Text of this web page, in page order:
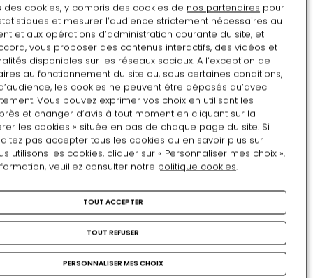
d’Artois (1757-1836), alors âgé de 17 ans, s’installe
avec sa jeune épouse dans le nouveau pavillon
construit par Ange-Jacques Gabriel (1698-1782) à
gauche de la cour d’honneur. En accord avec son
écrin architectural néoclassique, ce meuble est
emblématique des goûts artistiques du jeune prince.
Demeurant une quinzaine d’années dans les
appartements compiégnois du comte d’Artois, le
meuble est vendu comme bien national à la
Révolution. Passant dans différentes collections
sur le marché de l’art londonien en 2012. Considéré
comme « œuvre d’intérêt patrimonial majeur », ce
secrétaire de provenance royale a pu être acquis
par l’Etat et rejoindre les collections du château de
Compiègne en 2014.
des cookies, y compris des cookies de nos partenaires pour
et mesurer l’audience strictement nécessaires au
et aux opérations d’administration courante du site, et
vous proposer des contenus interactifs, des vidéos et
disponibles sur les réseaux sociaux. A l’exception de
au fonctionnement du site ou, sous certaines conditions,
les cookies ne peuvent être déposés qu’avec
Vous pouvez exprimer vos choix en utilisant les
et changer d’avis à tout moment en cliquant sur la
les cookies » située en bas de chaque page du site. Si
pas accepter tous les cookies ou en savoir plus sur
utilisons les cookies, cliquer sur « Personnaliser mes choix ».
veuillez consulter notre politique cookies.
TOUT ACCEPTER
TOUT REFUSER
PERSONNALISER MES CHOIX